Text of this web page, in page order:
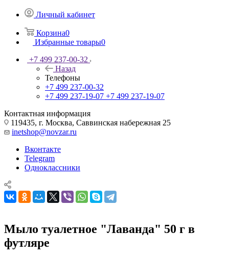
Личный кабинет
Корзина0
Избранные товары0
+7 499 237-00-32
Назад
Телефоны
+7 499 237-00-32
+7 499 237-19-07 +7 499 237-19-07
Контактная информация
119435, г. Москва, Саввинская набережная 25
inetshop@novzar.ru
Вконтакте
Telegram
Одноклассники
Мыло туалетное "Лаванда" 50 г в
футляре